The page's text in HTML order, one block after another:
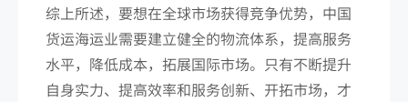
综上所述，要想在全球市场获得竞争优势，中国
货运海运业需要建立健全的物流体系，提高服务
水平，降低成本，拓展国际市场。只有不断提升
自身实力、提高效率和服务创新、开拓市场，才